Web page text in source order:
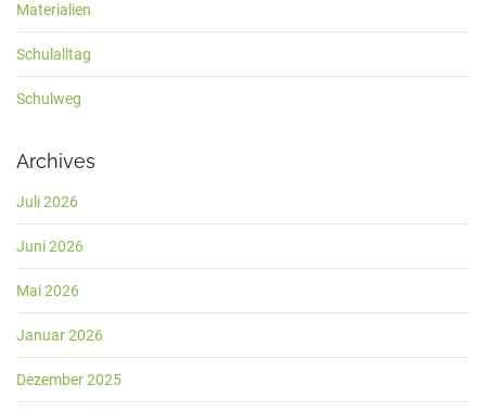
Materialien
Schulalltag
Schulweg
Archives
Juli 2026
Juni 2026
Mai 2026
Januar 2026
Dezember 2025